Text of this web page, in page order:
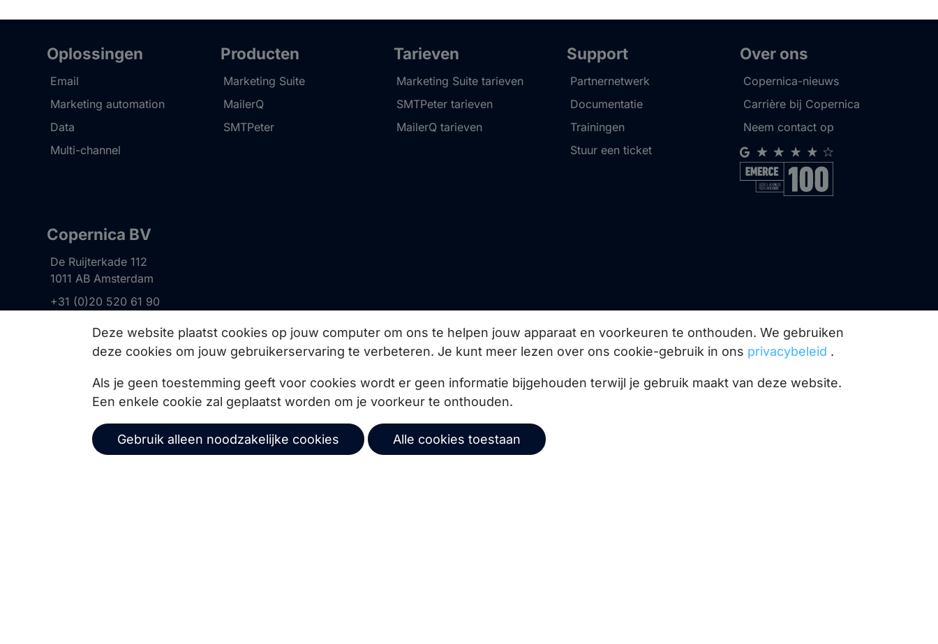
Oplossingen
Email
Marketing automation
Data
Multi-channel
Producten
Marketing Suite
MailerQ
SMTPeter
Tarieven
Marketing Suite tarieven
SMTPeter tarieven
MailerQ tarieven
Support
Partnernetwerk
Documentatie
Trainingen
Stuur een ticket
Over ons
Copernica-nieuws
Carrière bij Copernica
Neem contact op
Copernica BV
De Ruijterkade 112
1011 AB Amsterdam
+31 (0)20 520 61 90
info@copernica.com
Via onze nieuwsbrief blijf je op de hoogte van onze product updates,
events, webinars, best practices en whitepapers.
Abonneer
Deze website plaatst cookies op jouw computer om ons te helpen jouw apparaat en voorkeuren te onthouden. We gebruiken
deze cookies om jouw gebruikerservaring te verbeteren. Je kunt meer lezen over ons cookie-gebruik in ons privacybeleid .
Als je geen toestemming geeft voor cookies wordt er geen informatie bijgehouden terwijl je gebruik maakt van deze website.
Een enkele cookie zal geplaatst worden om je voorkeur te onthouden.
Gebruik alleen noodzakelijke cookies Alle cookies toestaan